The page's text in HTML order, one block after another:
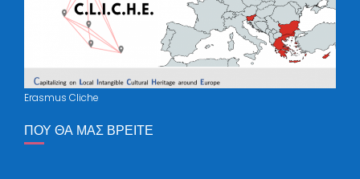
Erasmus Cliche
ΠΟΥ ΘΑ ΜΑΣ ΒΡΕΊΤΕ